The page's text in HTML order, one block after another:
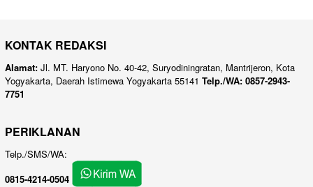
KONTAK REDAKSI
Alamat: Jl. MT. Haryono No. 40-42, Suryodiningratan, Mantrijeron, Kota
Yogyakarta, Daerah Istimewa Yogyakarta 55141 Telp./WA: 0857-2943-
7751
PERIKLANAN
Telp./SMS/WA:
0815-4214-0504